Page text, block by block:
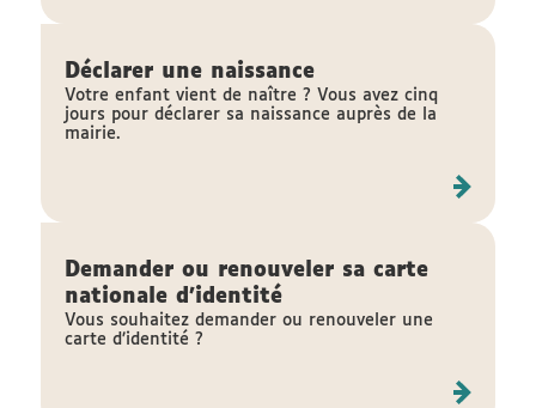
Déclarer une naissance
Votre enfant vient de naître ? Vous avez cinq
jours pour déclarer sa naissance auprès de la
mairie.
Demander ou renouveler sa carte
nationale d'identité
Vous souhaitez demander ou renouveler une
carte d’identité ?